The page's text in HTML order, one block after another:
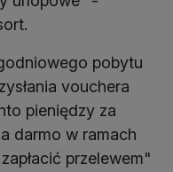
pobytu
vouchera
pieniędzy za
darmo w ramach
przelewem"